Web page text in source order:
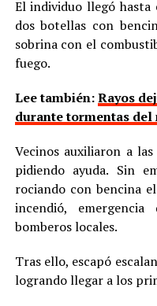
El individuo llegó
dos botellas con
sobrina con el
fuego.
Lee también:Rayos
durante tormentas del
Vecinos auxiliaron a
pidiendo ayuda. Sin
rociando con bencina
incendió,
bomberos locales.
Tras ello, escapó
logrando llegar a los